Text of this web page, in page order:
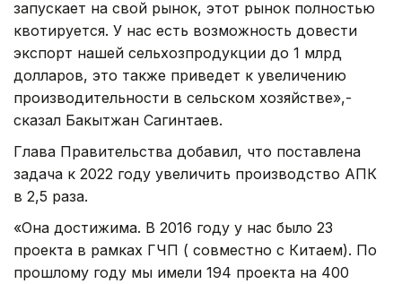
запускает на свой рынок, этот рынок полностью
квотируется. У нас есть возможность довести
экспорт нашей сельхозпродукции до 1 млрд
долларов, это также приведет к увеличению
производительности в сельском хозяйстве»,-
сказал Бакытжан Сагинтаев.
Глава Правительства добавил, что поставлена
задача к 2022 году увеличить производство АПК
в 2,5 раза.
«Она достижима. В 2016 году у нас было 23
проекта в рамках ГЧП ( совместно с Китаем). По
прошлому году мы имели 194 проекта на 400